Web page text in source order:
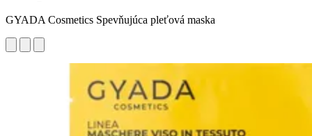
GYADA Cosmetics Spevňujúca pleťová maska